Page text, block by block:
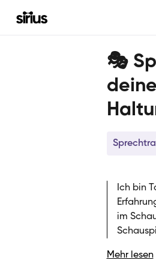
🎭
Ich bin
im
vertiefe
Mehr lesen